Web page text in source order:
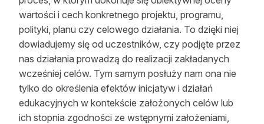
wartości i cech konkretnego projektu, programu,
polityki, planu czy celowego działania. To dzięki niej
dowiadujemy się od uczestników, czy podjęte przez
nas działania prowadzą do realizacji zakładanych
wcześniej celów. Tym samym posłuży nam ona nie
tylko do określenia efektów inicjatyw i działań
edukacyjnych w kontekście założonych celów lub
ich stopnia zgodności ze wstępnymi założeniami,